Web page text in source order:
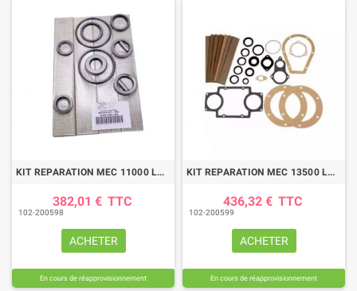
KIT REPARATION MEC 11000 LONG LIFE
382,01 € TTC
102-200598
ACHETER
En cours de réapprovisionnement
KIT REPARATION MEC 13500 LONG LIFE
436,32 € TTC
102-200599
ACHETER
En cours de réapprovisionnement